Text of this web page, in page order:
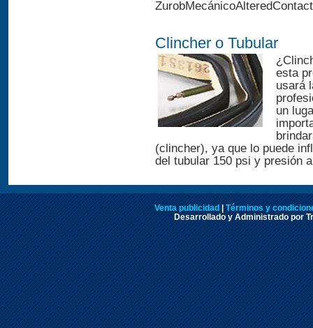
Clincher o Tubular
esta
usará
un
(clincher), ya que lo puede
del tubular 150 psi y presión
Venta publicidad
Términos y
Desarrollado y Administrado por